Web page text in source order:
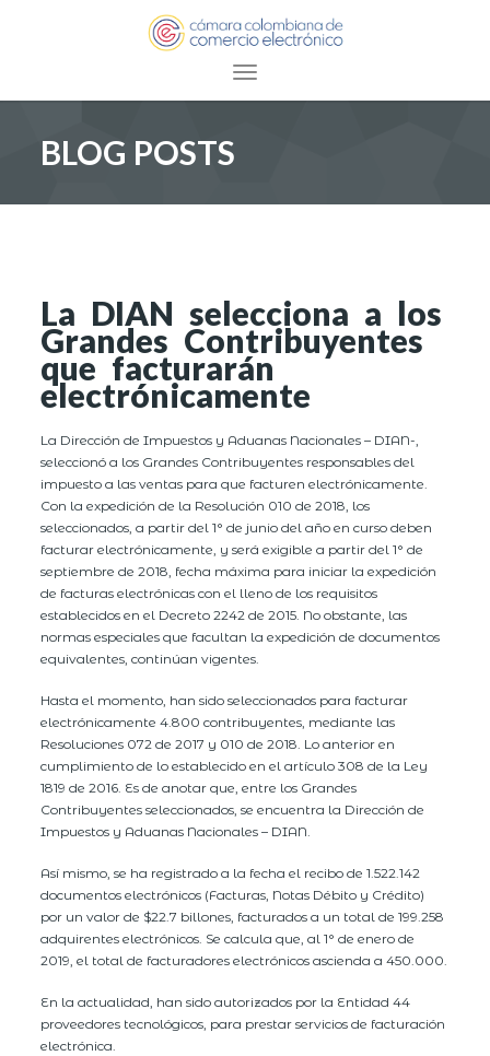
Toggle navigation
BLOG POSTS
La DIAN selecciona a los
Grandes Contribuyentes
que facturarán
electrónicamente
La Dirección de Impuestos y Aduanas Nacionales – DIAN-,
seleccionó a los Grandes Contribuyentes responsables del
impuesto a las ventas para que facturen electrónicamente.
Con la expedición de la Resolución 010 de 2018, los
seleccionados, a partir del 1° de junio del año en curso deben
facturar electrónicamente, y será exigible a partir del 1° de
septiembre de 2018, fecha máxima para iniciar la expedición
de facturas electrónicas con el lleno de los requisitos
establecidos en el Decreto 2242 de 2015. No obstante, las
normas especiales que facultan la expedición de documentos
equivalentes, continúan vigentes.
Hasta el momento, han sido seleccionados para facturar
electrónicamente 4.800 contribuyentes, mediante las
Resoluciones 072 de 2017 y 010 de 2018. Lo anterior en
cumplimiento de lo establecido en el artículo 308 de la Ley
1819 de 2016. Es de anotar que, entre los Grandes
Contribuyentes seleccionados, se encuentra la Dirección de
Impuestos y Aduanas Nacionales – DIAN.
Así mismo, se ha registrado a la fecha el recibo de 1.522.142
documentos electrónicos (Facturas, Notas Débito y Crédito)
por un valor de $22.7 billones, facturados a un total de 199.258
adquirentes electrónicos. Se calcula que, al 1° de enero de
2019, el total de facturadores electrónicos ascienda a 450.000.
En la actualidad, han sido autorizados por la Entidad 44
proveedores tecnológicos, para prestar servicios de facturación
electrónica.